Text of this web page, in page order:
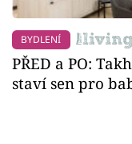
BYDLENÍ
PŘED a PO:
staví sen pro